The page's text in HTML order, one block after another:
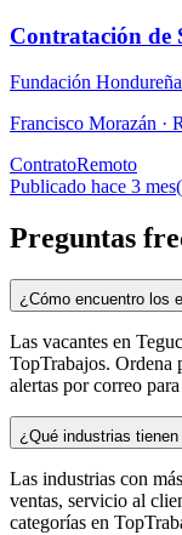
Contratación de
Fundación
Francisco Morazán ·
ContratoRemoto
Publicado hace 3
Preguntas
¿Cómo encuentro los
Las vacantes en
TopTrabajos. Ordena
alertas por correo
¿Qué industrias
Las industrias con
ventas, servicio al
categorías en